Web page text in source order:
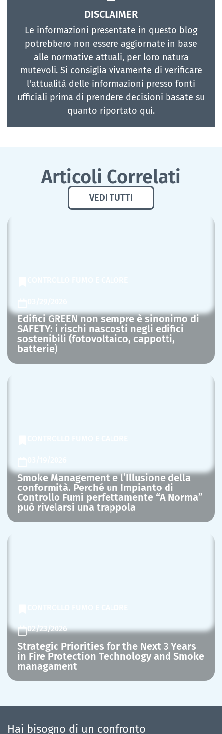
DISCLAIMER
Le informazioni presentate in questo blog
potrebbero non essere aggiornate in base
alle normative attuali, per loro natura
mutevoli. Si consiglia vivamente di verificare
l'attualità delle informazioni presso fonti
ufficiali prima di prendere decisioni basate su
quanto riportato qui.
Articoli Correlati
VEDI TUTTI
Edifici GREEN non sempre è sinonimo di
SAFETY: i rischi nascosti negli edifici
sostenibili (fotovoltaico, cappotti,
batterie)
Smoke Management e l’Illusione della
conformità. Perché un Impianto di
Controllo Fumi perfettamente “A Norma”
può rivelarsi una trappola
02/23/2026
Strategic Priorities for the Next 3 Years
in Fire Protection Technology and Smoke
managament
Hai bisogno di un confronto